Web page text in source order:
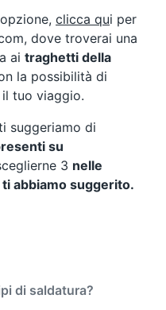
clicca qui per
dove troverai una
ai traghetti della
la possibilità di
tuo viaggio.
suggeriamo di
su
3 nelle
abbiamo suggerito.
di saldatura?